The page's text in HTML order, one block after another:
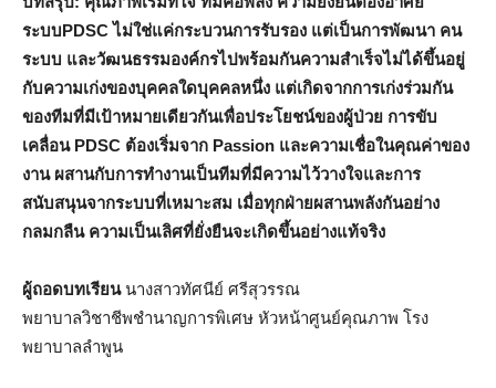
ระบบPDSCไม่ใช่แค่กระบวนการรับรอง แต่เป็นการพัฒนา คน
ระบบ และวัฒนธรรมองค์กรไปพร้อมกันความสำเร็จไม่ได้ขึ้นอยู่
กับความเก่งของบุคคลใดบุคคลหนึ่ง แต่เกิดจากการเก่งร่วมกัน
ของทีมที่มีเป้าหมายเดียวกันเพื่อประโยชน์ของผู้ป่วย การขับ
เคลื่อน PDSC ต้องเริ่มจาก Passion และความเชื่อในคุณค่าของ
งาน ผสานกับการทำงานเป็นทีมที่มีความไว้วางใจและการ
สนับสนุนจากระบบที่เหมาะสม เมื่อทุกฝ่ายผสานพลังกันอย่าง
กลมกลืน ความเป็นเลิศที่ยั่งยืนจะเกิดขึ้นอย่างแท้จริง
ผู้ถอดบทเรียนนางสาวทัศนีย์ ศรีสุวรรณ
พยาบาลวิชาชีพชำนาญการพิเศษ หัวหน้าศูนย์คุณภาพ โรง
พยาบาลลำพูน